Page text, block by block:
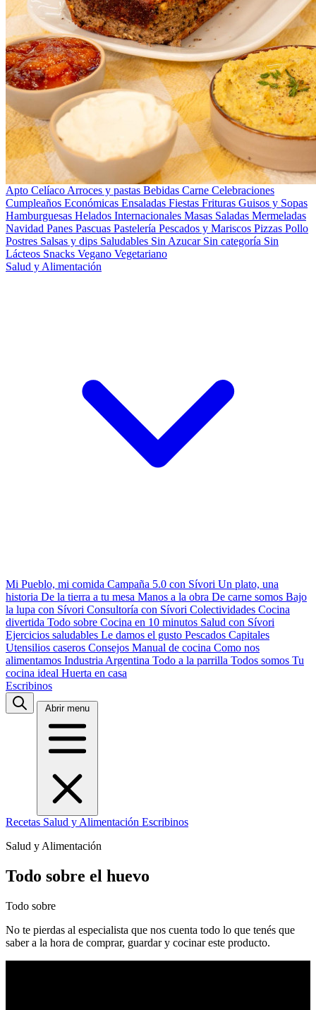
Apto Celíaco Arroces y pastas Bebidas Carne Celebraciones
Cumpleaños Económicas Ensaladas Fiestas Frituras Guisos y Sopas
Hamburguesas Helados Internacionales Masas Saladas Mermeladas
Navidad Panes Pascuas Pastelería Pescados y Mariscos Pizzas Pollo
Postres Salsas y dips Saludables Sin Azucar Sin categoría Sin
Lácteos Snacks Vegano Vegetariano
Salud y Alimentación
Mi Pueblo, mi comida Campaña 5.0 con Sívori Un plato, una
historia De la tierra a tu mesa Manos a la obra De carne somos Bajo
la lupa con Sívori Consultoría con Sívori Colectividades Cocina
divertida Todo sobre Cocina en 10 minutos Salud con Sívori
Ejercicios saludables Le damos el gusto Pescados Capitales
Utensilios caseros Consejos Manual de cocina Como nos
alimentamos Industria Argentina Todo a la parrilla Todos somos Tu
cocina ideal Huerta en casa
Escribinos
Abrir menu
Recetas Salud y Alimentación Escribinos
Salud y Alimentación
Todo sobre el huevo
Todo sobre
No te pierdas al especialista que nos cuenta todo lo que tenés que
saber a la hora de comprar, guardar y cocinar este producto.